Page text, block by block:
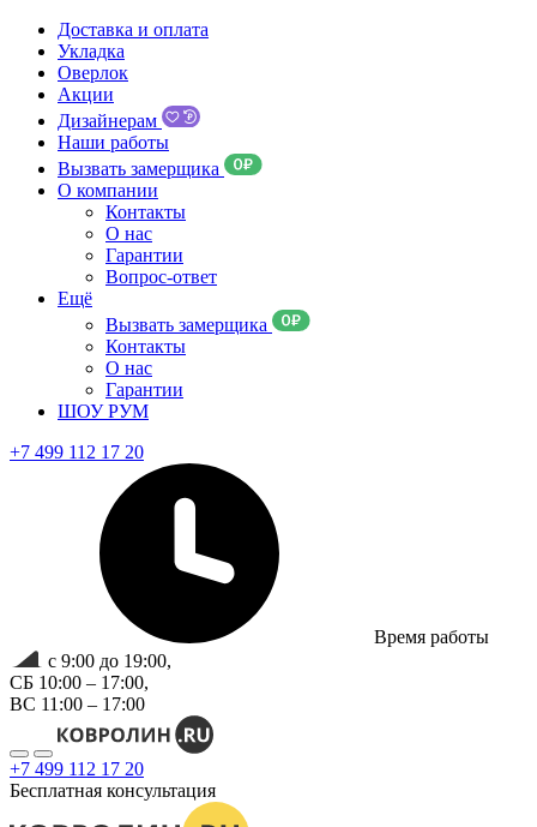
Доставка и оплата
Укладка
Оверлок
Акции
Дизайнерам
Наши работы
Вызвать замерщика
О компании
Контакты
О нас
Гарантии
Вопрос-ответ
Ещё
Вызвать замерщика
Контакты
О нас
Гарантии
ШОУ РУМ
+7 499 112 17 20
Время работы
с 9:00 до 19:00,
СБ 10:00 – 17:00,
ВС 11:00 – 17:00
+7 499 112 17 20
Бесплатная консультация